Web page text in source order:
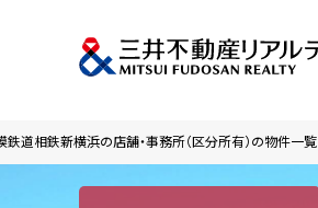
鉄道相鉄新横浜の店舗・事務所（区分所有）の物件一覧